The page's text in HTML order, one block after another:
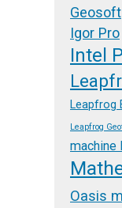
Geosoft
Igor Pro
Intel
Leapfrog
Leapfrog
machine
Oasis